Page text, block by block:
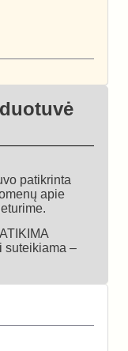
patikrinta
apie
suteikiama –